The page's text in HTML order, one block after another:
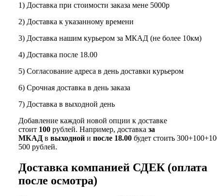
1) Доставка при стоимости заказа мене 5000р
2) Доставка к указанному времени
3) Доставка нашим курьером за МКАД (не более 10км)
4) Доставка после 18.00
5) Согласование адреса в день доставки курьером
6) Срочная доставка в день заказа
7) Доставка в выходной день
Добавление каждой новой опции к доставке
стоит 100 рублей. Например, доставка за
МКАД в выходной и после 18.00 будет стоить
500 рублей.
Доставка компанией СДЕК (оплата
после осмотра)